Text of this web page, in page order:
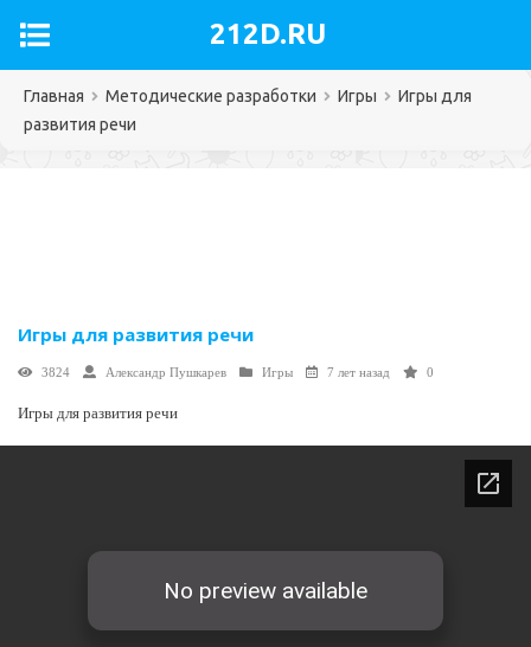
212D.RU
Главная Методические разработки Игры
Игры для
развития речи
Игры для развития речи
3824 Александр Пушкарев Игры 7 лет назад 0
Игры для развития речи